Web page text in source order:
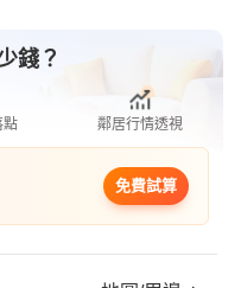
錢？
點 鄰居行情透視
免費試算